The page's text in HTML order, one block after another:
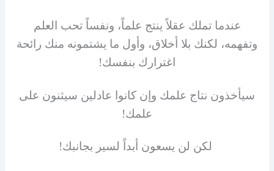
عندما تملك عقلاً ينتج علماً، ونفساً تحب العلم
وتفهمه، لكنك بلا أخلاق، وأول ما يشتمونه منك رائحة
اغترارك بنفسك!
سيأخذون نتاج علمك وإن كانوا عادلين سيثنون على
علمك!
لكن لن يسعون أبداً لسير بجانبك!